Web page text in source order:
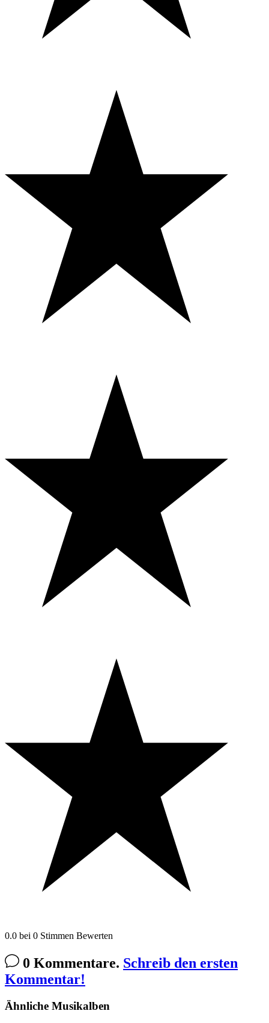
0.0 bei 0 Stimmen Bewerten
0 Kommentare. Schreib den ersten
Kommentar!
Ähnliche Musikalben